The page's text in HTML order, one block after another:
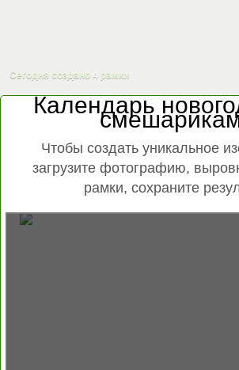
Сегодня создано 4 рамки
Календарь
Чтобы создать уникальное
загрузите фотографию,
рамки, сохраните